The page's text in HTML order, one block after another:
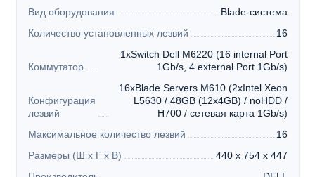
Вид оборудования
Blade-система
Количество установленных лезвий
16
Коммутатор
1xSwitch Dell M6220 (16 internal Port
1Gb/s, 4 external Port 1Gb/s)
Конфигурация
лезвий
16xBlade Servers M610 (2xIntel Xeon
L5630 / 48GB (12x4GB) / noHDD /
H700 / сетевая карта 1Gb/s)
Максимальное количество лезвий
16
Размеры (Ш х Г х В)
440 x 754 x 447